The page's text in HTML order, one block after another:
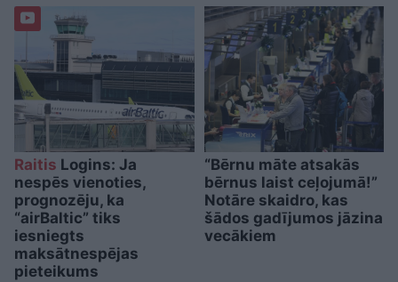
Raitis Logins: Ja
nespēs vienoties,
prognozēju, ka
“airBaltic” tiks
iesniegts
maksātnespējas
pieteikums
“Bērnu māte atsakās
bērnus laist ceļojumā!”
Notāre skaidro, kas
šādos gadījumos jāzina
vecākiem